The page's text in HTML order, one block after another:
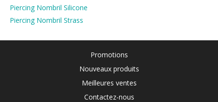
Piercing Nombril Silicone
Piercing Nombril Strass
Promotions
Nouveaux produits
Meilleures ventes
Contactez-nous